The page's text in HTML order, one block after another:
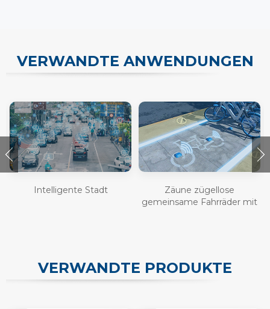
VERWANDTE ANWENDUNGEN
Intelligente Stadt
Zäune zügellose
gemeinsame Fahrräder mit
VERWANDTE PRODUKTE